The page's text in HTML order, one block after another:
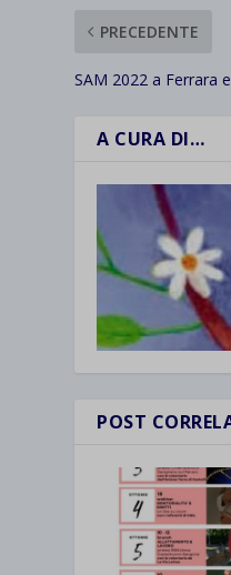
PRECEDENTE
SAM 2022 a Ferrara
A CURA DI…
POST